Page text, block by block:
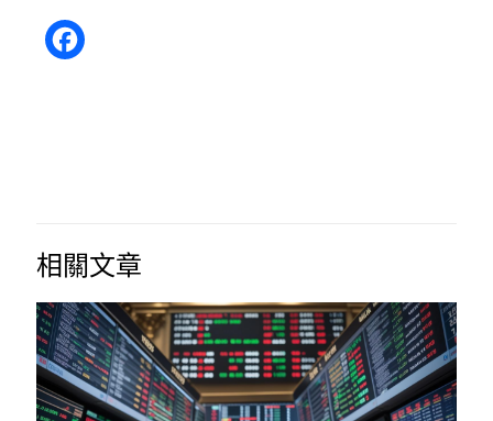
Facebook
相關文章